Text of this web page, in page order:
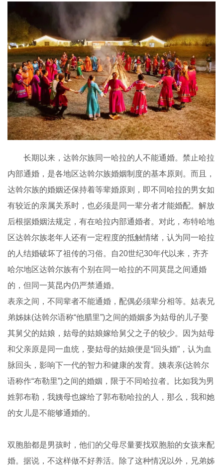
长期以来，达斡尔族同一哈拉的人不能通婚。禁止哈拉
内部通婚，是各地区达斡尔族婚姻制度的基本原则。而且，
达斡尔族的婚姻还保持着等辈婚原则，即不同哈拉的男女如
有较近的亲属关系时，也必须是同一辈分者才能婚配。解放
后根据婚姻法规定，有在哈拉内部通婚者。对此，布特哈地
区达斡尔族老年人还有一定程度的抵触情绪，认为同一哈拉
的人结婚破坏了祖传的习俗。自20世纪30年代以来，齐齐
哈尔地区达斡尔族有个别在同一哈拉的不同莫昆之间通婚
的，但同一莫昆内仍严禁通婚。
表亲之间，不同辈者不能通婚，配偶必须辈分相等。姑表兄
弟姊妹(达斡尔语称“他腊里”)之间的婚姻多为姑母的儿子娶
其舅父的姑娘，姑母的姑娘嫁给舅父之子的较少。因为姑母
和父亲原是同一血统，娶姑母的姑娘便是“回头婚”，认为血
脉回头，影响下一代的智力和健康的发育。姨表亲(达斡尔
语称作“布勒里”)之间的婚姻，限于不同哈拉者。比如我为男
姓郭布勒，我姨母也嫁给了郭布勒哈拉的人，那么，我和她
的女儿是不能够通婚的。
双胞胎都是男孩时，他们的父母尽量要找双胞胎的女孩来配
婚。据说，不这样做不好养活。除了这种情况以外，兄弟姊